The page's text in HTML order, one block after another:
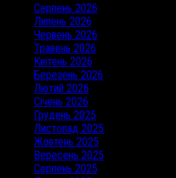
Серпень 2026
Липень 2026
Червень 2026
Травень 2026
Квітень 2026
Березень 2026
Лютий 2026
Січень 2026
Грудень 2025
Листопад 2025
Жовтень 2025
Вересень 2025
Серпень 2025